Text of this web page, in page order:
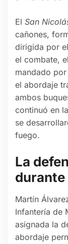
El San
cañones,
dirigida por
el combate,
mandado
el abordaje
ambos
continuó en
se
fuego.
La
durante
Martín
Infantería de
asignada la
abordaje